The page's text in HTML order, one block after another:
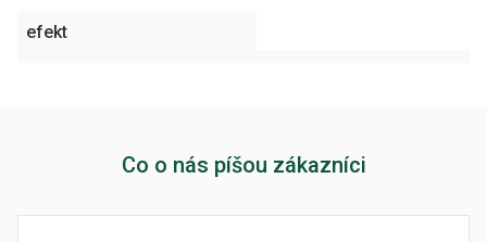
efekt
Co o nás píšou zákazníci